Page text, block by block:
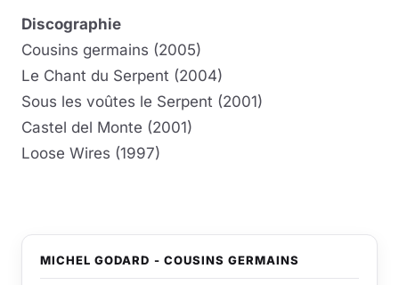
Discographie
Cousins germains (2005)
Le Chant du Serpent (2004)
Sous les voûtes le Serpent (2001)
Castel del Monte (2001)
Loose Wires (1997)
MICHEL GODARD - COUSINS GERMAINS